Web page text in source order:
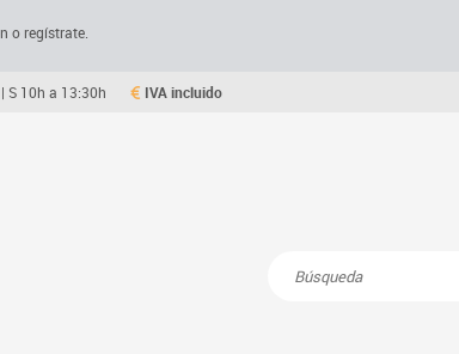
o regístrate.
S 10h a 13:30h IVA incluido